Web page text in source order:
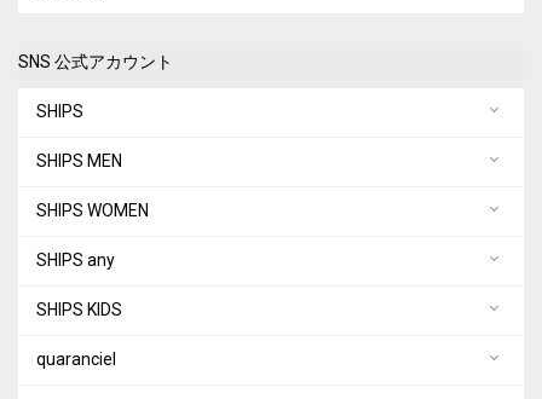
SNS 公式アカウント
SHIPS
SHIPS MEN
SHIPS WOMEN
SHIPS any
SHIPS KIDS
quaranciel